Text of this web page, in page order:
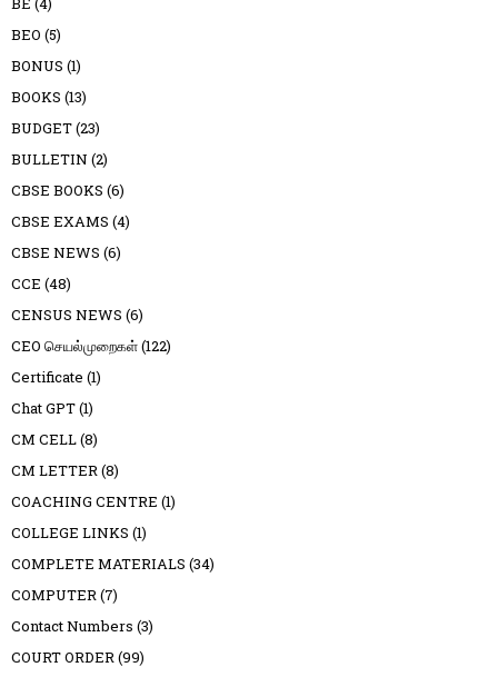
BEO (5)
BONUS (1)
BOOKS (13)
BUDGET(23)
BULLETIN (2)
CBSE BOOKS (6)
CBSE EXAMS (4)
CBSE NEWS (6)
CCE (48)
CENSUS NEWS (6)
CEO செயல்முறைகள்(122)
Certificate (1)
Chat GPT(1)
CM CELL(8)
CM LETTER(8)
COACHING CENTRE (1)
COLLEGE LINKS (1)
COMPLETE MATERIALS (34)
COMPUTER(7)
Contact Numbers (3)
COURT ORDER(99)